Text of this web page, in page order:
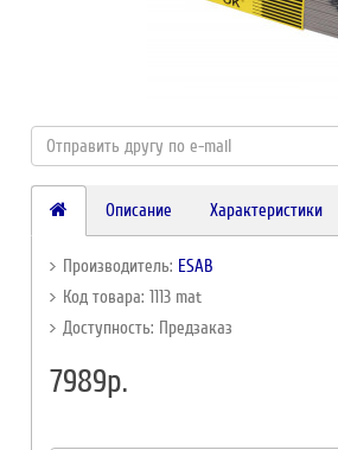
Описание Характеристики
Производитель: ESAB
Код товара: 1113 mat
Доступность: Предзаказ
7989р.